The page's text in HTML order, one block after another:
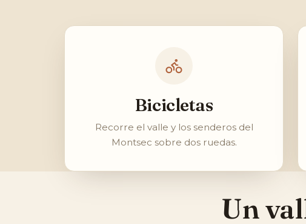
Bicicletas
Recorre el valle y los senderos del
Montsec sobre dos ruedas.
Un